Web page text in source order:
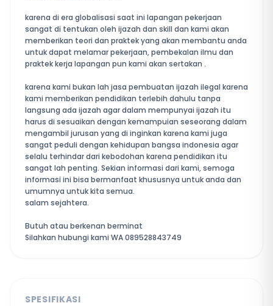
karena di era globalisasi saat ini lapangan pekerjaan
sangat di tentukan oleh ijazah dan skill dan kami akan
memberikan teori dan praktek yang akan membantu anda
untuk dapat melamar pekerjaan, pembekalan ilmu dan
praktek kerja lapangan pun kami akan sertakan .
karena kami bukan lah jasa pembuatan ijazah ilegal karena
kami memberikan pendidikan terlebih dahulu tanpa
langsung ada ijazah agar dalam mempunyai ijazah itu
harus di sesuaikan dengan kemampuian seseorang dalam
mengambil jurusan yang di inginkan karena kami juga
sangat peduli dengan kehidupan bangsa indonesia agar
selalu terhindar dari kebodohan karena pendidikan itu
sangat lah penting. Sekian informasi dari kami, semoga
informasi ini bisa bermanfaat khususnya untuk anda dan
umumnya untuk kita semua.
salam sejahtera.
Butuh atau berkenan berminat
Silahkan hubungi kami WA 089528843749
SPESIFIKASI